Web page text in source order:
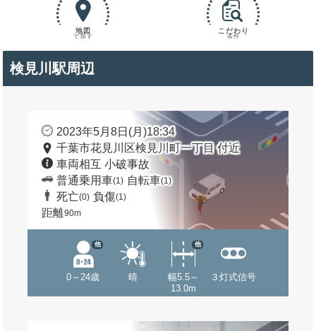
地図
で探す
こだわり
条件
検見川駅周辺
2023年5月8日(月)18:34
千葉市花見川区検見川町一丁目 付近
車両相互 小破事故
普通乗用車(1) 自転車(1)
死亡(0) 負傷(1)
距離90m
0～24歳
他
晴
幅5.5～
13.0m
他
３灯式信号